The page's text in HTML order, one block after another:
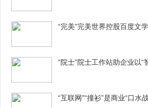
“完美”完美世界控股百度文
“院士”院士工作站助企业以“
“互联网”“撞衫”是商业“口水